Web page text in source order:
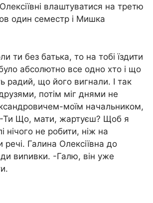
влаштуватися на третю
один семестр і Мишка
ти без батька, то на тобі їздити
абсолютно все одно хто і що
радий, що його вигнали. І так
потім міг днями не
моїм начальником,
-Ти Що, мати, жартуєш? Щоб я
нічого не робити, ніж на
речі. Галина Олексіївна до
виnивки. -Галю, він уже